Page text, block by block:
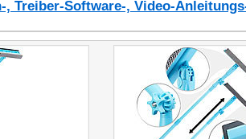
, Treiber-Software-, Video-